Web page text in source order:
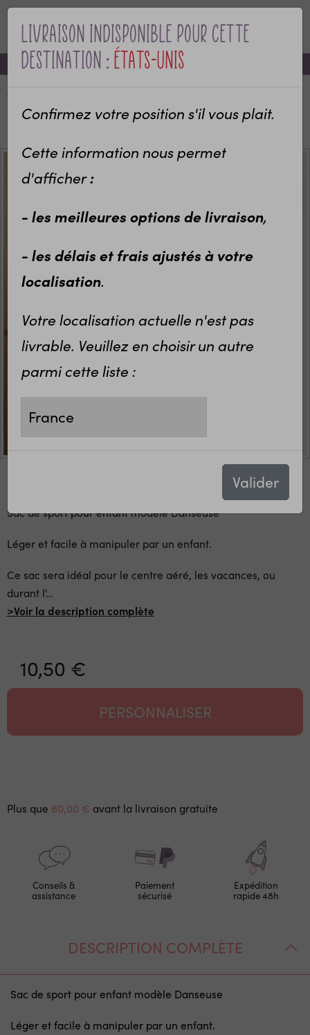
MENU
-10% sur votre première commande avec le code bienvenue
Livraison indisponible pour cette
destination :États-Unis
Confirmez votre position s'il vous plait.
Cette information nous permet
d'afficher:
- les meilleures options de livraison,
- les délais et frais ajustés à votre
localisation.
Votre localisation actuelle n'est pas
livrable. Veuillez en choisir un autre
parmi cette liste :
Valider
Sport et Loisirs
Sac de sport enfant personnalisable modèle Danseuse
Sac de sport pour enfant modèle Danseuse
Léger et facile à manipuler par un enfant.
Ce sac sera idéal pour le centre aéré, les vacances, ou
durant l'…
>Voir la description complète
10,50 €
PERSONNALISER
Plus que 60,00 € avant la livraison gratuite
Conseils &
assistance
Paiement
sécurisé
Expédition
rapide 48h
DESCRIPTION COMPLÈTE
Sac de sport pour enfant modèle Danseuse
Léger et facile à manipuler par un enfant.